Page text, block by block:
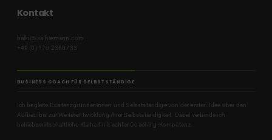
Kontakt
hallo@isa-hiemann.com
+49 (0) 170 2360733
BUSINESS COACH FÜR SELBSTSTÄNDIGE
Ich begleite Existenzgründer:innen und Selbstständige von der ersten Idee über den
Aufbau bis zur Weiterentwicklung ihrer Selbstständigkeit. Dabei verbinde ich
betriebswirtschaftliche Klarheit mit echter Coaching-Kompetenz.